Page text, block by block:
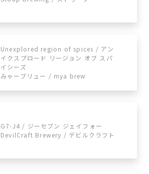
Unexplored region of spices / アン
イクスプロード リージョン オブ スパ
イシーズ
みゃーブリュー / mya brew
G7-J4 / ジーセブン ジェイフォー
DevilCraft Brewery / デビルクラフト